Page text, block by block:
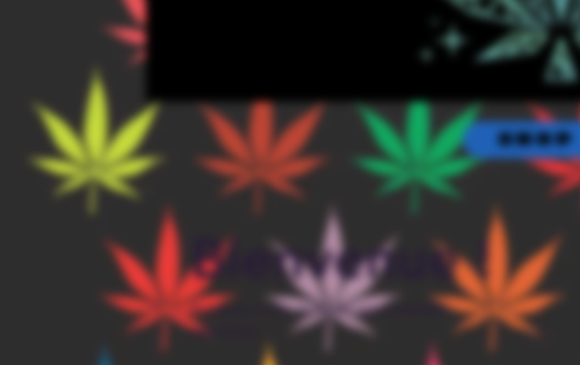
SHOP
Bienvenue !
Parcourez le site et passez votre première
commande.